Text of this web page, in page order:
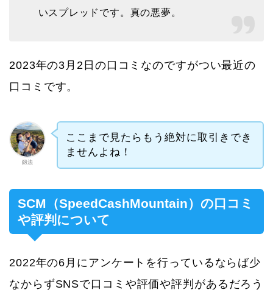
いスプレッドです。真の悪夢。
2023年の3月2日の口コミなのですがつい最近の
口コミです。
釼法
ここまで見たらもう絶対に取引きでき
ませんよね！
SCM（SpeedCashMountain）の口コミ
や評判について
2022年の6月にアンケートを行っているならば少
なからずSNSで口コミや評価や評判があるだろう